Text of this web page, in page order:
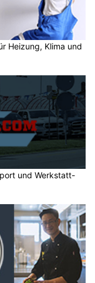
Heizung, Klima und
und Werkstatt-